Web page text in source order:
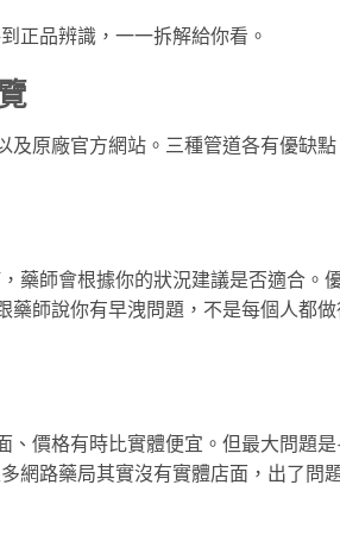
正品辨識，一一拆解給你看。
及原廠官方網站。三種管道各有優缺
藥師會根據你的狀況建議是否適合。
師說你有早洩問題，不是每個人都
、價格有時比實體便宜。但最大問題
網路藥局其實沒有實體店面，出了問